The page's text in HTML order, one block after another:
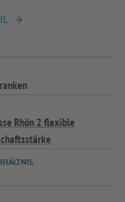
Rhön 2 flexible